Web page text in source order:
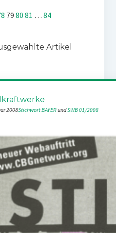
79 80 81 … 84
Artikel
2008Stichwort BAYER und SWB 01/2008